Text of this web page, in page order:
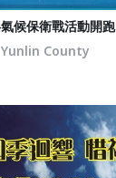
候保衛戰活動開跑
Yunlin County